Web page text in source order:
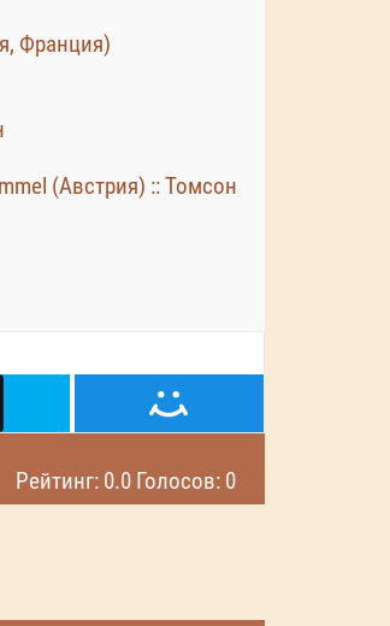
Франция)
(Австрия) :: Томсон
Рейтинг: 0.0 Голосов: 0